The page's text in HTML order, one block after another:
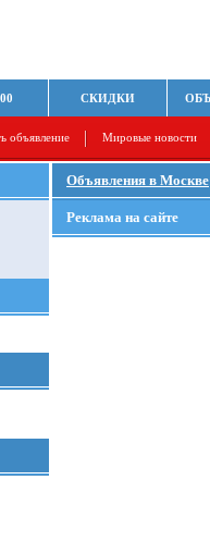
СКИДКИ
объявление Мировые новости
Объявления в Москве
Реклама на сайте